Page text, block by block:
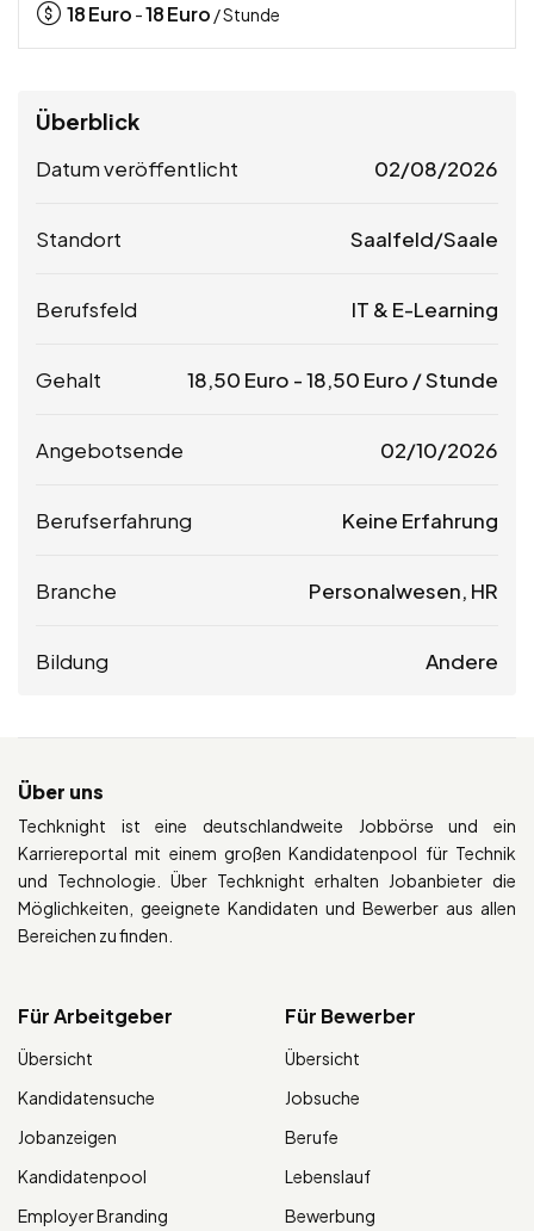
18Euro -18Euro / Stunde
Überblick
Datum veröffentlicht 02/08/2026
Standort Saalfeld/Saale
Berufsfeld IT & E-Learning
Gehalt 18,50 Euro -18,50 Euro / Stunde
Angebotsende 02/10/2026
Berufserfahrung Keine Erfahrung
Branche Personalwesen, HR
Bildung Andere
Über uns
Techknight ist eine deutschlandweite Jobbörse und ein
Karriereportal mit einem großen Kandidatenpool für Technik
und Technologie. Über Techknight erhalten Jobanbieter die
Möglichkeiten, geeignete Kandidaten und Bewerber aus allen
Bereichen zu finden.
Für Arbeitgeber
Übersicht
Kandidatensuche
Jobanzeigen
Kandidatenpool
Employer Branding
Für Bewerber
Übersicht
Jobsuche
Berufe
Lebenslauf
Bewerbung